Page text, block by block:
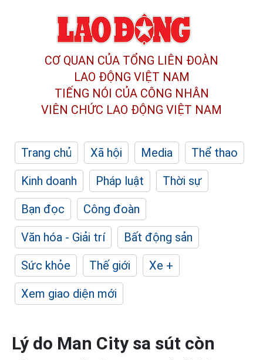
CƠ QUAN CỦA TỔNG LIÊN ĐOÀN
LAO ĐỘNG VIỆT NAM
TIẾNG NÓI CỦA CÔNG NHÂN
VIÊN CHỨC LAO ĐỘNG VIỆT NAM
Trang chủ Xã hội Media
Thể thao
Kinh doanh
Pháp luật
Thời sự
Bạn đọc
Công đoàn
Văn hóa - Giải trí
Bất động sản
Sức khỏe
Thế giới
Xe +
Xem giao diện mới
Lý do Man City sa sút còn